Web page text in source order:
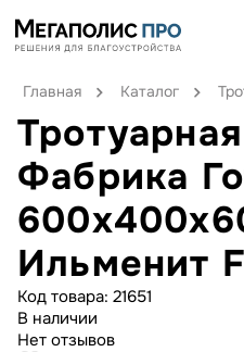
Главная Каталог
Фабрика
Ильменит
Код товара: 21651
В наличии
Нет отзывов